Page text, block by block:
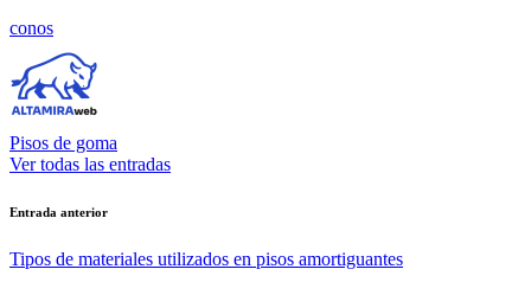
Etiquetas:
conos
Pisos de goma
Ver todas las entradas
Navegación
de
Entrada anterior
Tipos de materiales utilizados en pisos amortiguantes